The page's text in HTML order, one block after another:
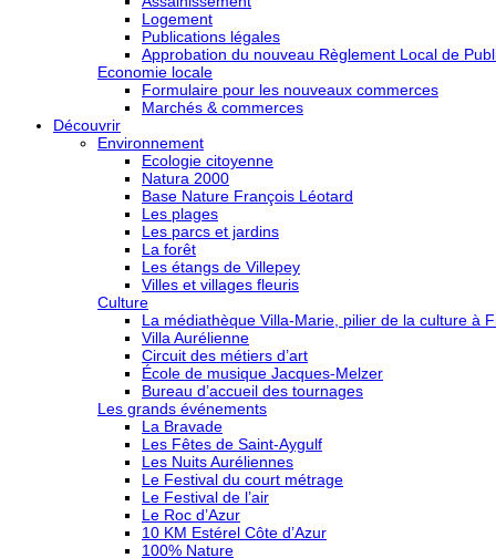
Logement
Publications légales
Approbation du nouveau Règlement Local de
Economie locale
Formulaire pour les nouveaux commerces
Marchés & commerces
Découvrir
Environnement
Ecologie citoyenne
Natura 2000
Base Nature François Léotard
Les plages
Les parcs et jardins
La forêt
Les étangs de Villepey
Villes et villages fleuris
Culture
La médiathèque Villa-Marie, pilier de la culture à
Villa Aurélienne
Circuit des métiers d’art
École de musique Jacques-Melzer
Bureau d’accueil des tournages
Les grands événements
La Bravade
Les Fêtes de Saint-Aygulf
Les Nuits Auréliennes
Le Festival du court métrage
Le Festival de l’air
Le Roc d’Azur
10 KM Estérel Côte d’Azur
100% Nature